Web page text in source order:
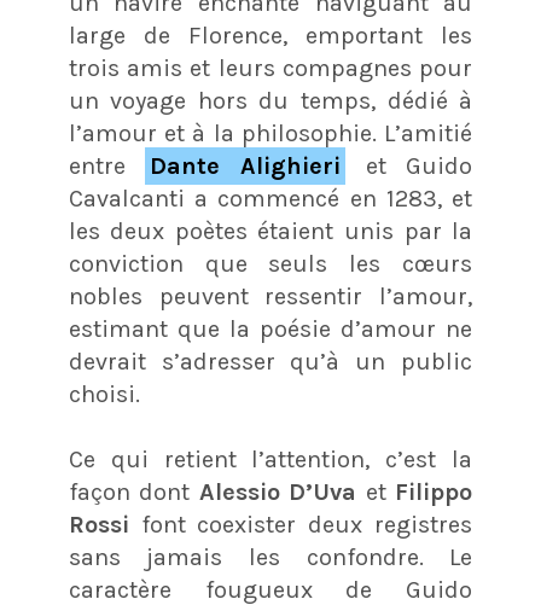
large de Florence, emportant les
trois amis et leurs compagnes pour
un voyage hors du temps, dédié à
l’amour et à la philosophie. L’amitié
entre
Dante Alighieri
et Guido
Cavalcanti a commencé en 1283, et
les deux poètes étaient unis par la
conviction que seuls les cœurs
nobles peuvent ressentir l’amour,
estimant que la poésie d’amour ne
devrait s’adresser qu’à un public
choisi.
Ce qui retient l’attention, c’est la
façon dont Alessio D’Uva et Filippo
Rossi font coexister deux registres
sans jamais les confondre. Le
caractère fougueux de Guido